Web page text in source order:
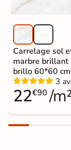
Carrelage sol
marbre
brillo 60*60 cm
3
22€90 /